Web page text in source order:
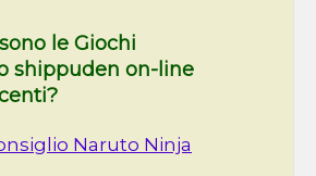
le Giochi
shippuden on-line
Naruto Ninja